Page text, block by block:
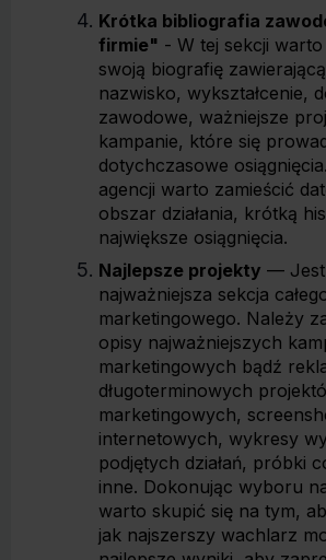
Krótka bibliografia
firmie" - W tej sekcji
swoją biografię
nazwisko, wykształcenie,
zawodowe, ważniejsze
kampanie, które się
dotychczasowe
agencji warto zamieścić
obszar działania, krótką
największe osiągnięcia.
Najlepsze projekty —
najważniejsza sekcja
marketingowego. Należy
opisy najważniejszych
marketingowych bądź
długoterminowych
marketingowych,
internetowych, wykresy
podjętych działań, próbki
inne. Dokonując wyboru
warto skupić się na tym,
jak najszerszy wachlarz